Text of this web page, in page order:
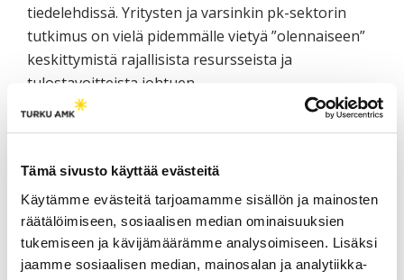
Tämä sivusto käyttää evästeitä
Käytämme evästeitä tarjoamamme sisällön ja mainosten
räätälöimiseen, sosiaalisen median ominaisuuksien
tukemiseen ja kävijämäärämme analysoimiseen. Lisäksi
jaamme sosiaalisen median, mainosalan ja analytiikka-
tiedelehdissä. Yritysten ja varsinkin pk-sektorin
tutkimus on vielä pidemmälle vietyä ”olennaiseen”
keskittymistä rajallisista resursseista ja
tulostavoitteista johtuen.
Toimintamalli ammattikorkeakoulujen,
Kajaanin ammattikorkeakoulussa on havaittu, että
esimerkiksi geopolymeeritutkimus on
parhaimmillaan juuri yhteistyössä yliopistojen ja
yritysten kanssa. Eräs esimerkki on typenpoistoon